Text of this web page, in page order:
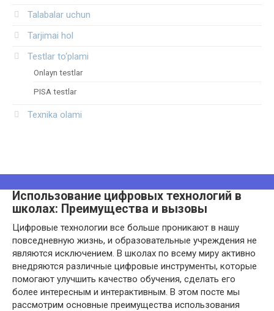
Talabalar uchun
Tarjimai hol
Testlar to‘plami
Onlayn testlar
PISA testlar
Texnika olami
Использование цифровых технологий в
школах: Преимущества и вызовы
Цифровые технологии все больше проникают в нашу
повседневную жизнь, и образовательные учреждения не
являются исключением. В школах по всему миру активно
внедряются различные цифровые инструменты, которые
помогают улучшить качество обучения, сделать его
более интересным и интерактивным. В этом посте мы
рассмотрим основные преимущества использования